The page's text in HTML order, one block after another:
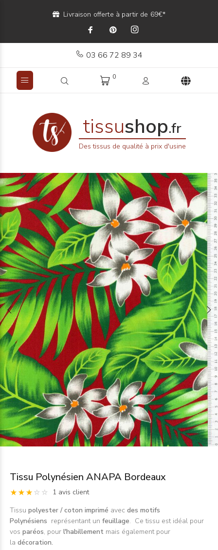
Livraison offerte à partir de 69€*
03 66 72 89 34
0
tissushop.fr
Des tissus de qualité à prix d'usine
Tissu Polynésien ANAPA Bordeaux
1 avis client
Tissu polyester / coton imprimé avec des motifs
Polynésiens représentant un feuillage. Ce tissu est idéal pour
vos paréos, pour l'habillement mais également pour
la décoration.